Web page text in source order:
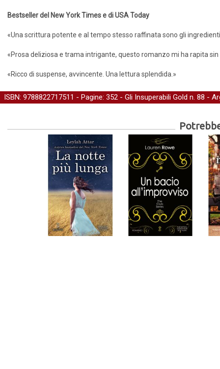
Bestseller del New York Times e di USA Today
«Una scrittura potente e al tempo stesso raffinata sono gli
«Prosa deliziosa e trama intrigante, questo romanzo mi ha rapita
«Ricco di suspense, avvincente. Una lettura splendida.»
ISBN: 9788822717511 - Pagine: 352 - Gli Insuperabili Gold n. 88 -